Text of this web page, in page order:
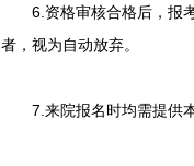
6.资格审核合格后，报考
者，视为自动放弃。
7.来院报名时均需提供本